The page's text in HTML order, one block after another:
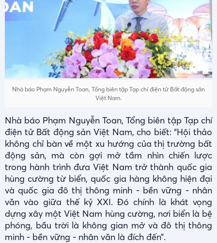
Nhà báo Phạm Nguyễn Toan, Tổng biên tập Tạp chí điện tử Bất động sản
Việt Nam.
Nhà báo Phạm Nguyễn Toan, Tổng biên tập Tạp chí
điện tử Bất động sản Việt Nam, cho biết: “Hội thảo
không chỉ bàn về một xu hướng của thị trường bất
động sản, mà còn gợi mở tầm nhìn chiến lược
trong hành trình đưa Việt Nam trở thành quốc gia
hùng cường từ biển, quốc gia hàng không hiện đại
và quốc gia đô thị thông minh - bền vững - nhân
văn vào giữa thế kỷ XXI. Đó chính là khát vọng
dựng xây một Việt Nam hùng cường, nơi biển là bệ
phóng, bầu trời là không gian mở và đô thị thông
minh - bền vững - nhân văn là đích đến”.